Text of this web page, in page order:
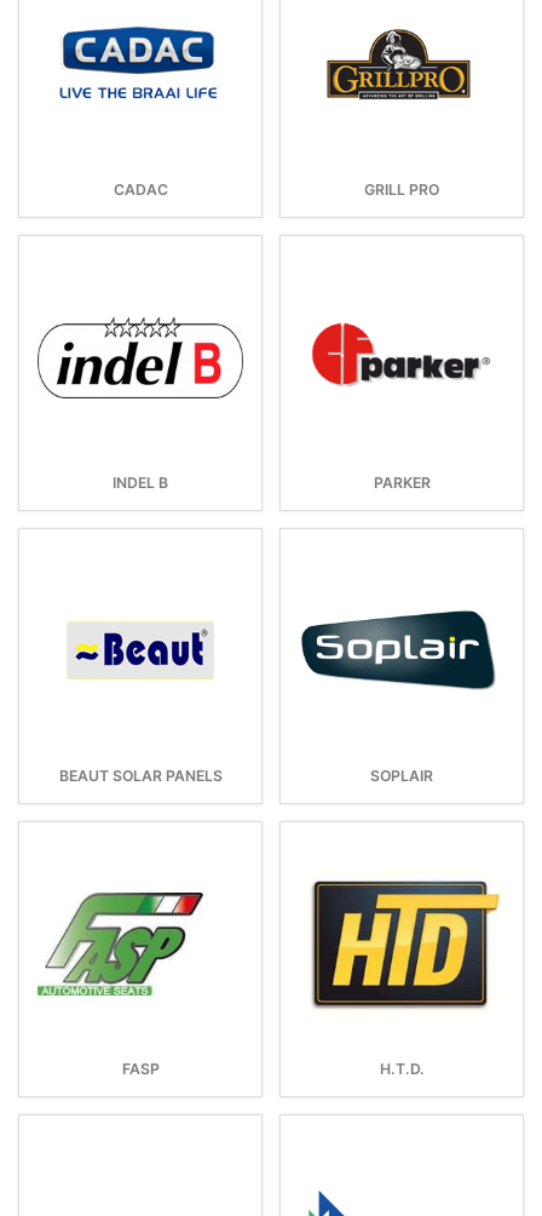
CADAC GRILL PRO
INDEL B PARKER
BEAUT SOLAR PANELS SOPLAIR
FASP H.T.D.